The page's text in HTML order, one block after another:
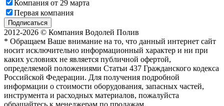
Компания от 29 марта
Первая компания
Подписаться
2012-2026 © Компания Водолей Полив
* Обращаем Ваше внимание на то, что данный интернет сайт
носит исключительно информационный характер и ни при
каких условиях не является публичной офертой,
определяемой положениями Статьи 437 Гражданского кодекса
Российской Федерации. Для получения подробной
информации о стоимости оборудования, запасных частей,
инструмента и расходных материалов, пожалуйста
обращайтесь к менеджерам по продажам.